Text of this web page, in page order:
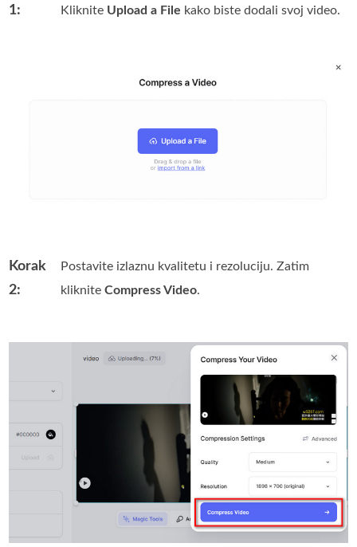
1:
Kliknite Upload a File kako biste dodali svoj video.
Korak
2:
Postavite izlaznu kvalitetu i rezoluciju. Zatim
klikniteCompress Video.